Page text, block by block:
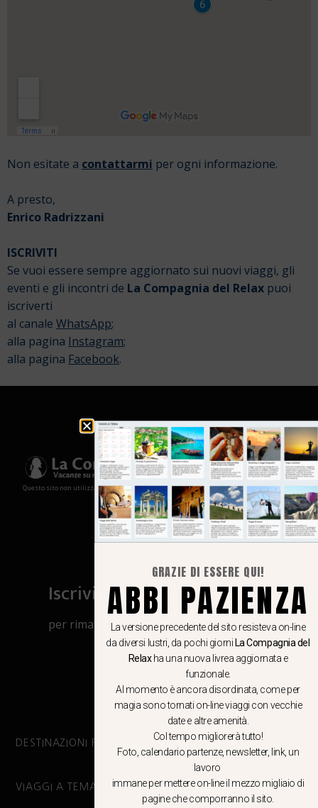
Non esitate a contattarmi per ogni informazione.
A presto,
Enrico Radrizzani
ISCRIVITI
Se vuoi essere sempre aggiornato sui nuovi viaggi, gli
eventi e gli incontri de La Compagnia del Relax puoi
iscriverti
al canale WhatsApp;
alla pagina Instagram;
alla pagina Facebook.
Questo sito non utilizza cookies e non memorizza in alcun modo le tue informazioni
Iscriviti al canale Whatsapp
per rimanere aggiornato su viaggi, eventi
e notizie!
CLICCA QUI
DESTINAZIONI PRINCIPALI
VIAGGI A TEMA
GRAZIE DI ESSERE QUI!
ABBI PAZIENZA
La versione precedente del sito resisteva on-line
da diversi lustri, da pochi giorni La Compagnia del
Relaxha una nuova livrea aggiornata e
funzionale.
Al momento è ancora disordinata, come per
magia sono tornati on-line viaggi con vecchie
date e altre amenità.
Col tempo migliorerà tutto!
Foto, calendario partenze, newsletter, link, un
lavoro
immane per mettere on-line il mezzo migliaio di
pagine che comporranno il sito.